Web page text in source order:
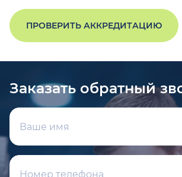
ПРОВЕРИТЬ АККРЕДИТАЦИЮ
Заказать обратный